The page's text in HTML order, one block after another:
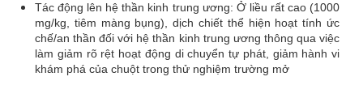
Tác động lên hệ thần kinh trung ương: Ở liều rất cao (1000
mg/kg, tiêm màng bụng), dịch chiết thể hiện hoạt tính ức
chế/an thần đối với hệ thần kinh trung ương thông qua việc
làm giảm rõ rệt hoạt động di chuyển tự phát, giảm hành vi
khám phá của chuột trong thử nghiệm trường mở